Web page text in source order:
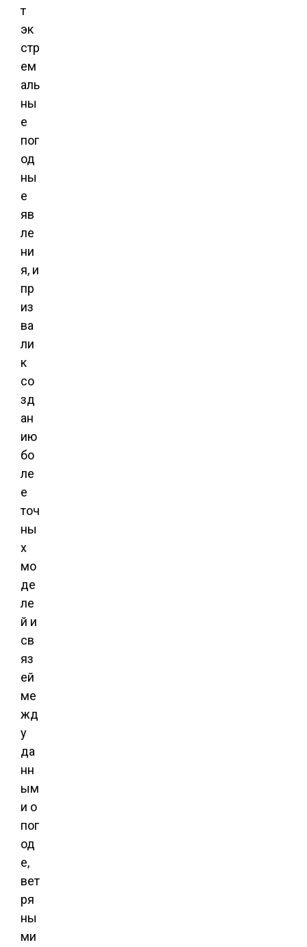
т
эк
стр
ем
аль
ны
е
пог
од
ны
е
яв
ле
ни
я, и
пр
из
ва
ли
к
со
зд
ан
ию
бо
ле
е
точ
ны
х
мо
де
ле
й и
св
яз
ей
ме
жд
у
да
нн
ым
и о
пог
од
е,
вет
ря
ны
ми